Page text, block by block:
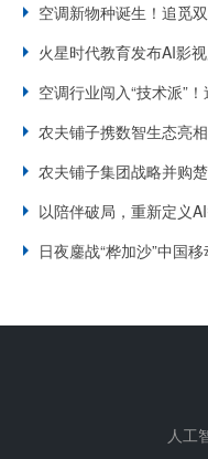
空调新物种诞生！追觅
火星时代教育发布AI影
空调行业闯入“技术派”
农夫铺子携数智生态亮
农夫铺子集团战略并购
以陪伴破局，重新定义
日夜鏖战“桦加沙”中国
人工